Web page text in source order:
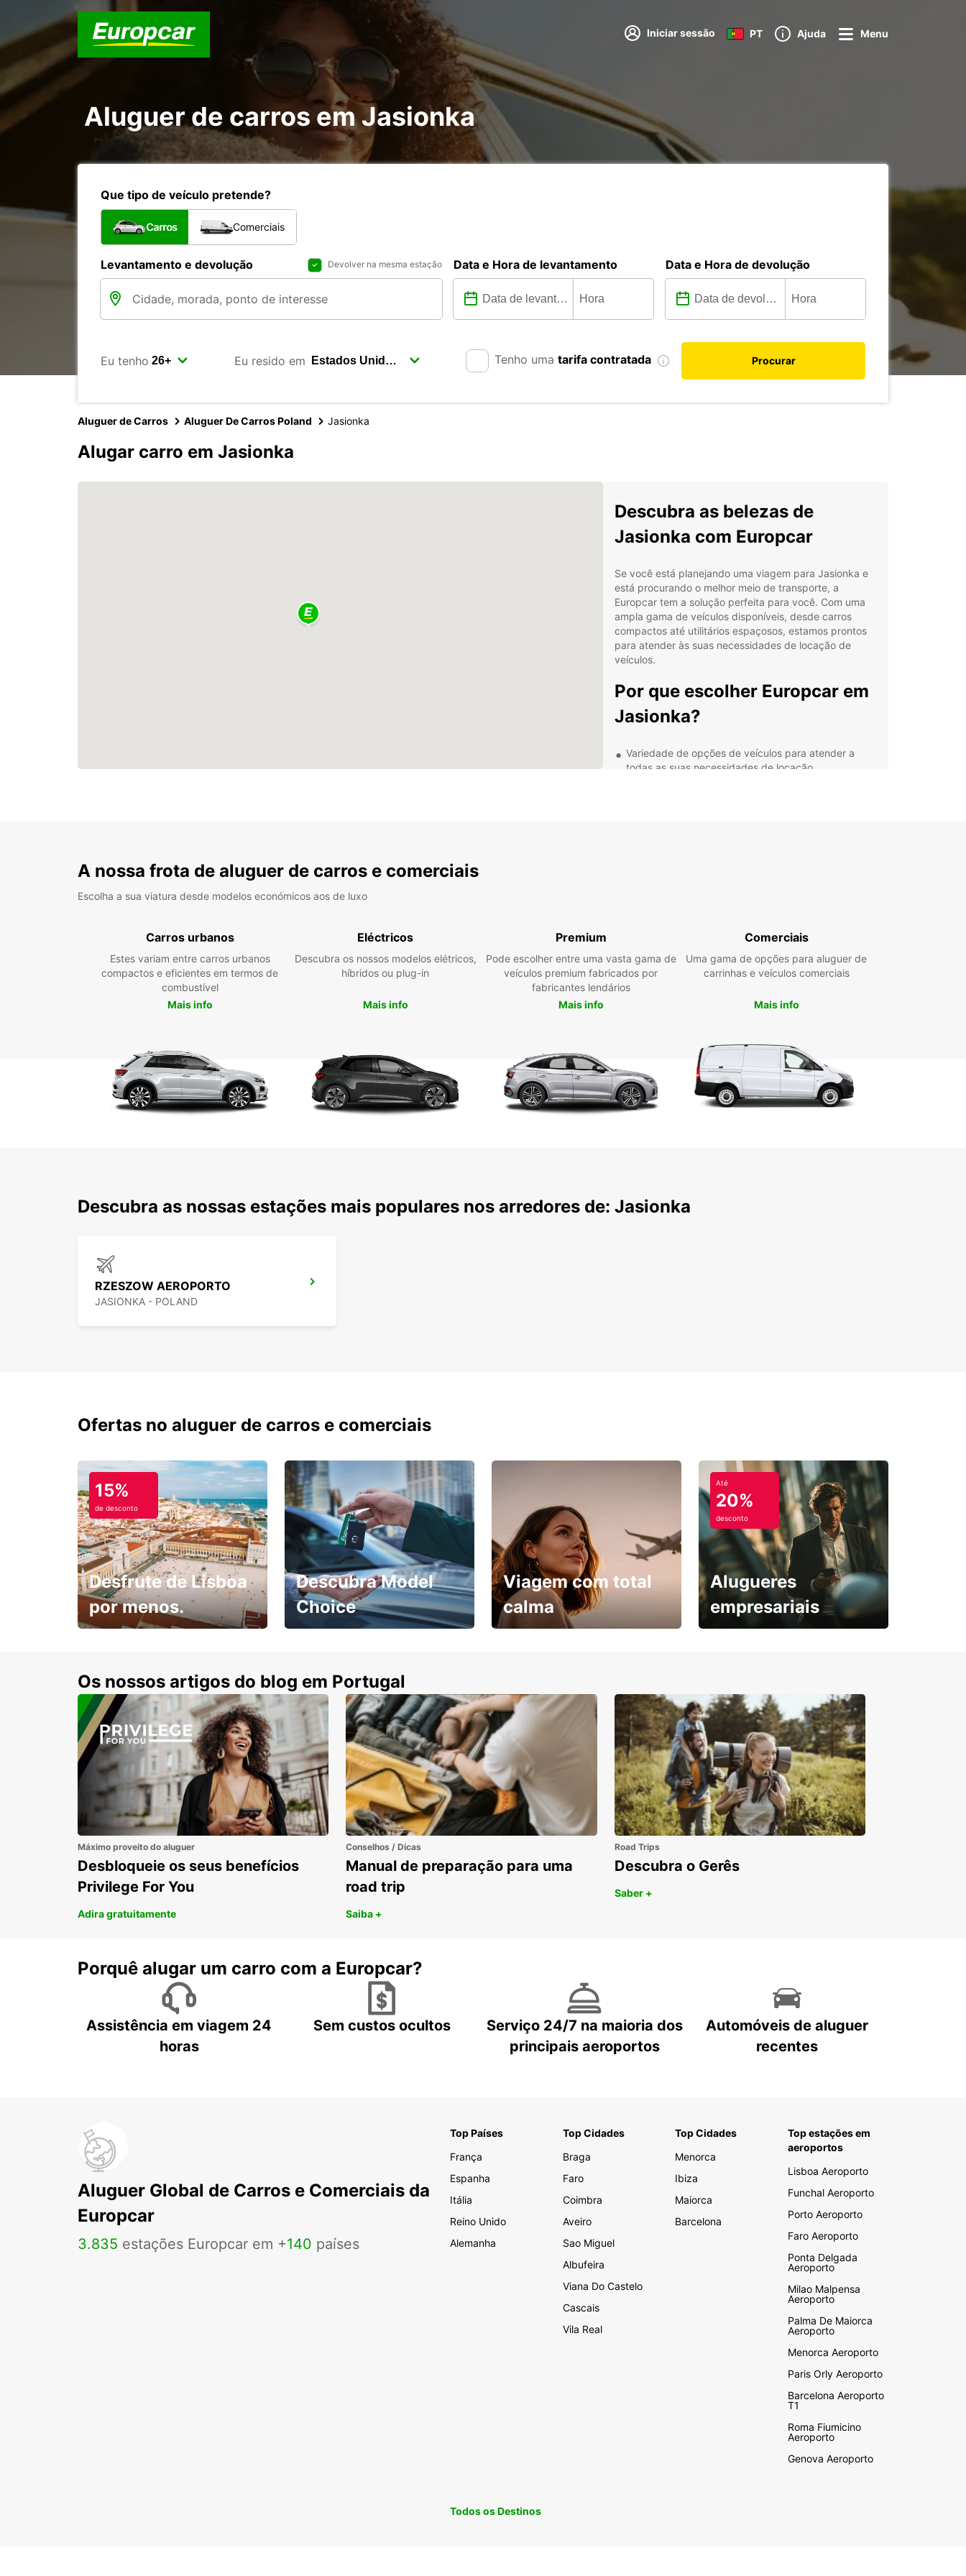
Iniciar sessão PT Ajuda Menu
Aluguer de carros em Jasionka
Que tipo de veículo pretende?
Carros Comerciais
Levantamento e devolução Devolver na mesma estação Data e Hora de levantamento Data e Hora de devolução
Eu tenho Eu resido em Tenho uma tarifa contratada Procurar
Aluguer de Carros Aluguer De Carros Poland Jasionka
Alugar carro em Jasionka
Descubra as belezas de
Jasionka com Europcar
Se você está planejando uma viagem para Jasionka e
está procurando o melhor meio de transporte, a
Europcar tem a solução perfeita para você. Com uma
ampla gama de veículos disponíveis, desde carros
compactos até utilitários espaçosos, estamos prontos
para atender às suas necessidades de locação de
veículos.
Por que escolher Europcar em
Jasionka?
Variedade de opções de veículos para atender a
todas as suas necessidades de locação.
A nossa frota de aluguer de carros e comerciais
Escolha a sua viatura desde modelos económicos aos de luxo
Carros urbanos
Estes variam entre carros urbanos
compactos e eficientes em termos de
combustível
Mais info
Eléctricos
Descubra os nossos modelos elétricos,
híbridos ou plug-in
Mais info
Premium
Pode escolher entre uma vasta gama de
veículos premium fabricados por
fabricantes lendários
Mais info
Comerciais
Uma gama de opções para aluguer de
carrinhas e veículos comerciais
Mais info
Descubra as nossas estações mais populares nos arredores de: Jasionka
RZESZOW AEROPORTO
JASIONKA - POLAND
Ofertas no aluguer de carros e comerciais
15%
de desconto
Desfrute de Lisboa
por menos.
Descubra Model
Choice
Viagem com total
calma
Até
20%
desconto
Alugueres
empresariais
Os nossos artigos do blog em Portugal
Máximo proveito do aluguer
Desbloqueie os seus benefícios
Privilege For You
Adira gratuitamente
Conselhos / Dicas
Manual de preparação para uma
road trip
Saiba +
Road Trips
Descubra o Gerês
Saber +
Porquê alugar um carro com a Europcar?
Assistência em viagem 24
horas
Sem custos ocultos
Serviço 24/7 na maioria dos
principais aeroportos
Automóveis de aluguer
recentes
Aluguer Global de Carros e Comerciais da
Europcar
3.835 estações Europcar em +140 países
Top Países
França
Espanha
Itália
Reino Unido
Alemanha
Top Cidades
Braga
Faro
Coimbra
Aveiro
Sao Miguel
Albufeira
Viana Do Castelo
Cascais
Vila Real
Top Cidades
Menorca
Ibiza
Maiorca
Barcelona
Top estações em
aeroportos
Lisboa Aeroporto
Funchal Aeroporto
Porto Aeroporto
Faro Aeroporto
Ponta Delgada
Aeroporto
Milao Malpensa
Aeroporto
Palma De Maiorca
Aeroporto
Menorca Aeroporto
Paris Orly Aeroporto
Barcelona Aeroporto
T1
Roma Fiumicino
Aeroporto
Genova Aeroporto
Todos os Destinos